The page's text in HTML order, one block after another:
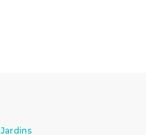
Jardins